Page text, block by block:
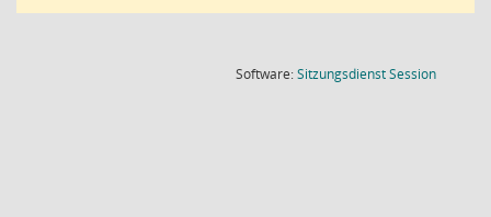
Software:SitzungsdienstSession(Wird in